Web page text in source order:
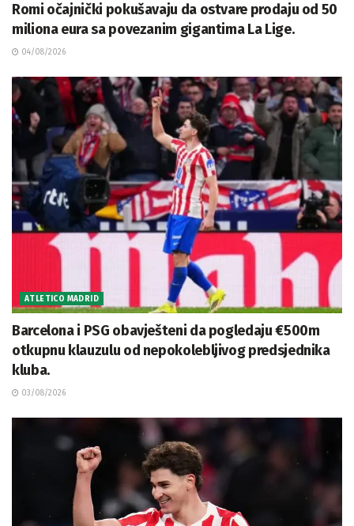
Romi očajnički pokušavaju da ostvare prodaju od 50
miliona eura sa povezanim gigantima La Lige.
04/08/2026
ATLETICO MADRID
Barcelona i PSG obavješteni da pogledaju €500m
otkupnu klauzulu od nepokolebljivog predsjednika
kluba.
03/08/2026